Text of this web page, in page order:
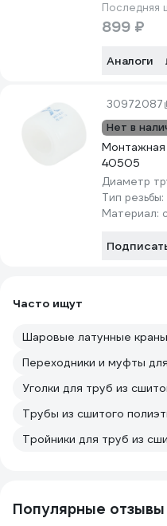
Последняя
899 ₽
Аналоги
30972087
Нет в
Монтажная
40505
Диаметр
Тип резьбы:
Материал:
Часто ищут
Шаровые латунные краны
Уголки для труб из
Трубы из сшитого
Тройники для труб из
Популярные отзывы